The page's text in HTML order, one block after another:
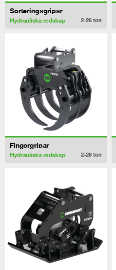
Sorteringsgripar
Hydrauliska redskap 2-26 ton
Fingergripar
Hydrauliska redskap 2-26 ton